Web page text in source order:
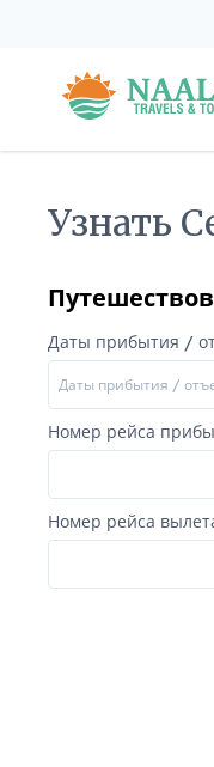
Узнать
Даты прибытия /
Номер рейса
Номер рейса